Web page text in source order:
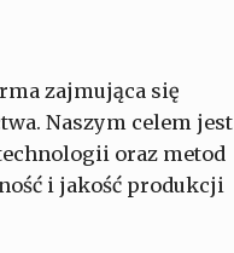
zajmująca się
Naszym celem jest
oraz metod
i jakość produkcji